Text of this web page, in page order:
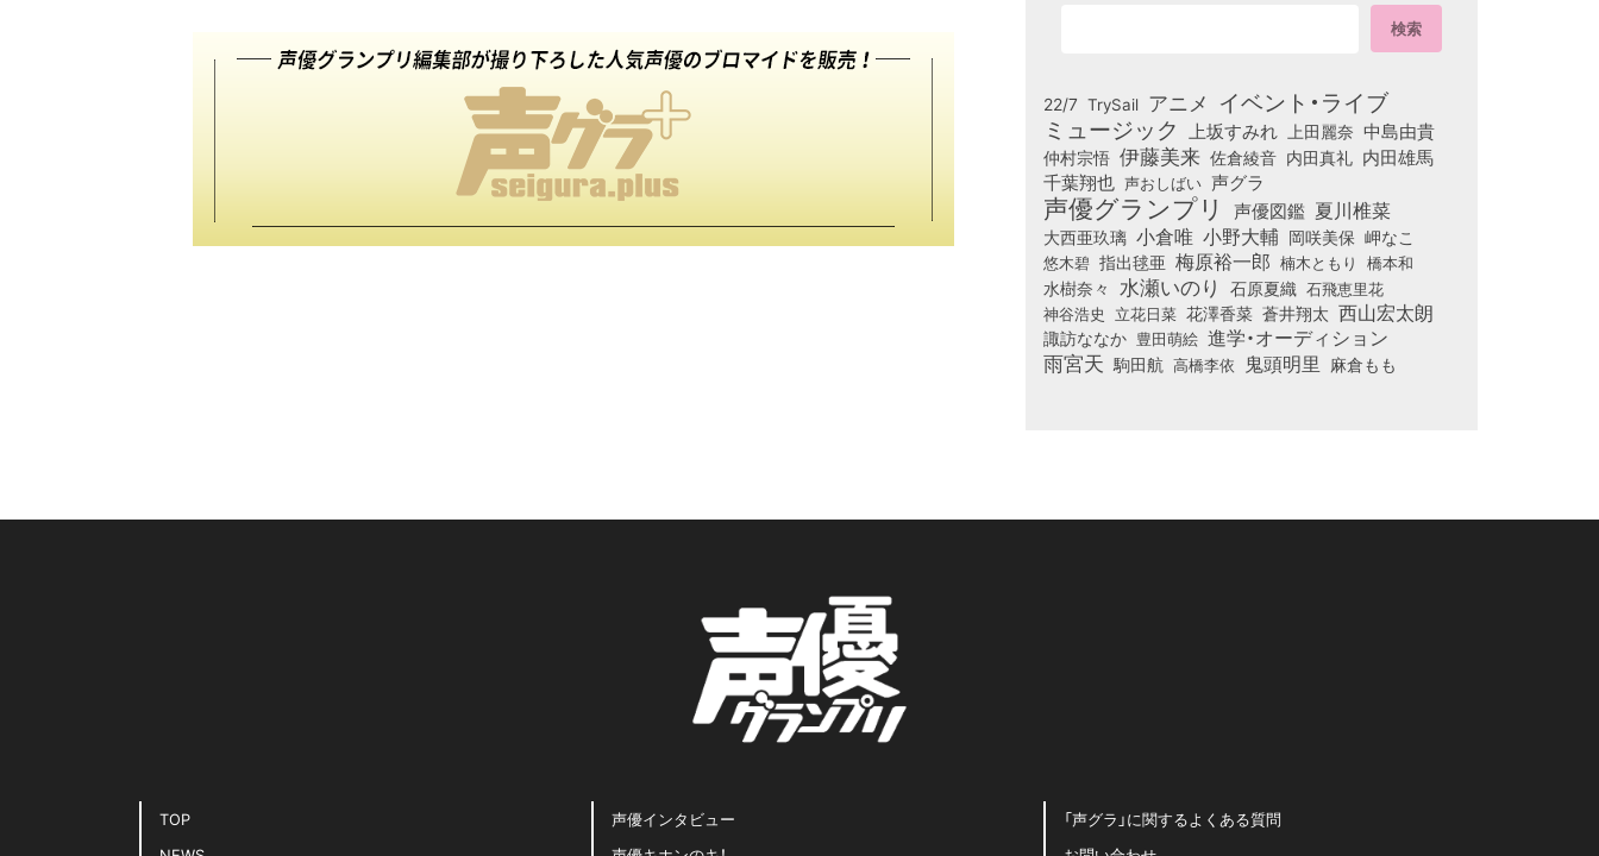
22/7 TrySail アニメ イベント・ライブ
ミュージック 上坂すみれ 上田麗奈 中島由貴
仲村宗悟 伊藤美来 佐倉綾音 内田真礼 内田雄馬
千葉翔也 声おしばい 声グラ
声優グランプリ 声優図鑑 夏川椎菜
大西亜玖璃 小倉唯 小野大輔 岡咲美保 岬なこ
悠木碧 指出毬亜 梅原裕一郎 楠木ともり 橋本和
水樹奈々 水瀬いのり 石原夏織 石飛恵里花
神谷浩史 立花日菜 花澤香菜 蒼井翔太 西山宏太朗
諏訪ななか 豊田萌絵 進学・オーディション
雨宮天 駒田航 高橋李依 鬼頭明里 麻倉もも
TOP
声優インタビュー
「声グラ」に関するよくある質問